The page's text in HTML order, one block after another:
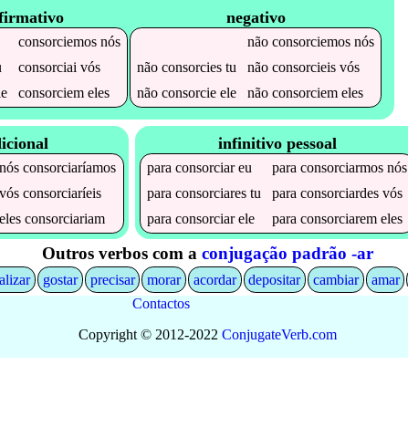
consorciemosnós
consorciai vós
consorciemeles
negativo
não consorciemosnós
não consorciestu não consorcieisvós
não consorcieele não consorciemeles
nósconsorciaríamos
vósconsorciaríeis
elesconsorciariam
infinitivo pessoal
paraconsorciareu paraconsorciarmos nós
paraconsorciares tu paraconsorciardes vós
paraconsorciarele paraconsorciarem eles
Outros verbos com a conjugação padrão -ar
gostar precisar morar acordar depositar cambiar amar
Contactos
Copyright © 2012-2022 ConjugateVerb.com